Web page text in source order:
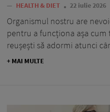
— HEALTH & DIET 22 iulie 2026
Organismul nostru are
pentru a funcționa așa cum
reușești să adormi atunci
+ MAI MULTE